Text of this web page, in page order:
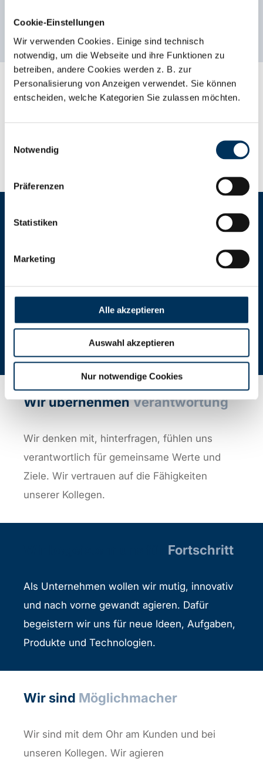
Cookie-Einstellungen
Wir verwenden Cookies. Einige sind technisch
notwendig, um die Webseite und ihre Funktionen zu
betreiben, andere Cookies werden z. B. zur
Personalisierung von Anzeigen verwendet. Sie können
entscheiden, welche Kategorien Sie zulassen möchten.
Notwendig
Präferenzen
Statistiken
Marketing
Alle akzeptieren
Auswahl akzeptieren
Nur notwendige Cookies
uns zu haben!
Wir sind eineFamilie
gestalten wir unser Miteinander und die
Wir streben stets nach
sorgen für eine gute Zusammenarbeit. Und
damit auch für das bestmögliche Ergebnis für
unsere Kunden.
Wir übernehmenVerantwortung
Wir denken mit, hinterfragen, fühlen uns
verantwortlich für gemeinsame Werte und
Ziele. Wir vertrauen auf die Fähigkeiten
unserer Kollegen.
Fortschritt
Als Unternehmen wollen wir mutig, innovativ
und nach vorne gewandt agieren. Dafür
begeistern wir uns für neue Ideen, Aufgaben,
Produkte und Technologien.
Wir sind Möglichmacher
Wir sind mit dem Ohr am Kunden und bei
unseren Kollegen. Wir agieren